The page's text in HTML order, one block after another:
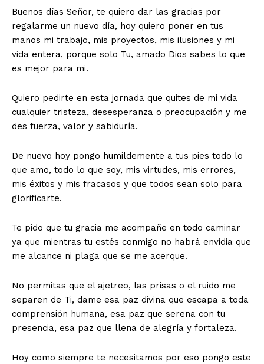
Buenos días Señor, te quiero dar las gracias por
regalarme un nuevo día, hoy quiero poner en tus
manos mi trabajo, mis proyectos, mis ilusiones y mi
vida entera, porque solo Tu, amado Dios sabes lo que
es mejor para mi.
Quiero pedirte en esta jornada que quites de mi vida
cualquier tristeza, desesperanza o preocupación y me
des fuerza, valor y sabiduría.
De nuevo hoy pongo humildemente a tus pies todo lo
que amo, todo lo que soy, mis virtudes, mis errores,
mis éxitos y mis fracasos y que todos sean solo para
glorificarte.
Te pido que tu gracia me acompañe en todo caminar
ya que mientras tu estés conmigo no habrá envidia que
me alcance ni plaga que se me acerque.
No permitas que el ajetreo, las prisas o el ruido me
separen de Ti, dame esa paz divina que escapa a toda
comprensión humana, esa paz que serena con tu
presencia, esa paz que llena de alegría y fortaleza.
Hoy como siempre te necesitamos por eso pongo este